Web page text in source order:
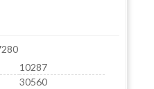
10287
30560